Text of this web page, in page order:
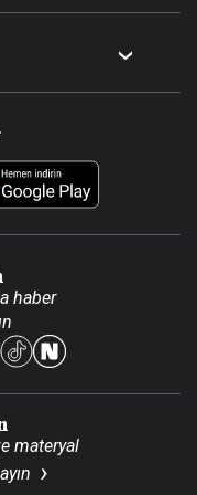
haber
materyal